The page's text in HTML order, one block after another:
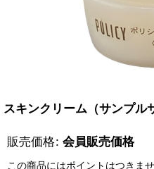
スキンクリーム（サンプル
販売価格: 会員販売価格
この商品にはポイントはつきませ